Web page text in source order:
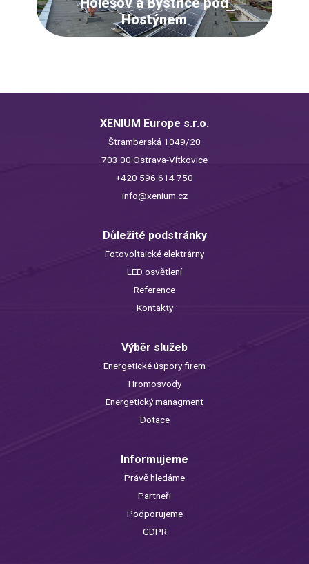
Hostýnem
XENIUM Europe s.r.o.
Štramberská 1049/20
703 00 Ostrava-Vítkovice
+420 596 614 750
info@xenium.cz
Důležité podstránky
Fotovoltaické elektrárny
LED osvětlení
Reference
Kontakty
Výběr služeb
Energetické úspory firem
Hromosvody
Energetický managment
Dotace
Informujeme
Právě hledáme
Partneři
Podporujeme
GDPR